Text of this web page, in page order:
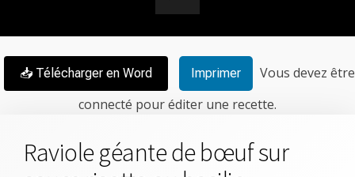
📥 Télécharger en Word Imprimer
Vous devez être
connecté pour éditer une recette.
Raviole géante de bœuf sur